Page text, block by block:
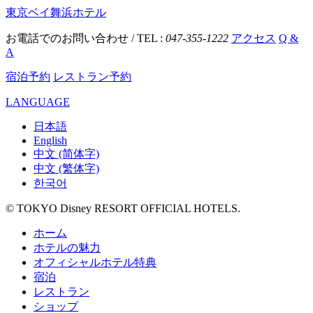
東京ベイ舞浜ホテル
お電話でのお問い合わせ / TEL : 047-355-1222 アクセス Q &
A
宿泊予約 レストラン予約
LANGUAGE
日本語
English
中文 (简体字)
中文 (繁体字)
한국어
© TOKYO Disney RESORT OFFICIAL HOTELS.
ホーム
ホテルの魅力
オフィシャルホテル特典
宿泊
レストラン
ショップ